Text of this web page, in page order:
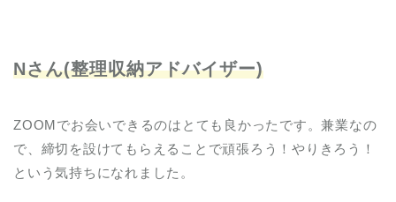
Nさん(整理収納アドバイザー)
ZOOMでお会いできるのはとても良かったです。兼業なの
で、締切を設けてもらえることで頑張ろう！やりきろう！
という気持ちになれました。